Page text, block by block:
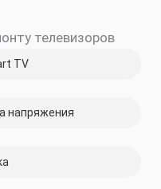
телевизоров
TV
напряжения